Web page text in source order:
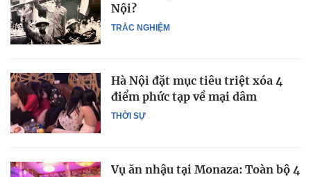
TRẮC NGHIỆM
Nội?
THỜI SỰ
Hà Nội đặt mục tiêu triệt xóa 4
điểm phức tạp về mại dâm
Vụ ăn nhậu tại Monaza: Toàn bộ 4